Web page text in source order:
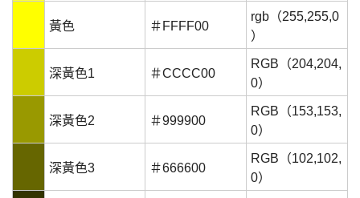
黃色 ＃FFFF00
rgb（255,255,0
）
深黃色1 ＃CCCC00
RGB（204,204,
0）
深黃色2 ＃999900
RGB（153,153,
0）
深黃色3 ＃666600
RGB（102,102,
0）